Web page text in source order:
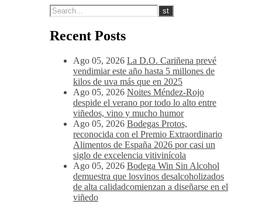
Recent Posts
Ago 05, 2026 La D.O. Cariñena prevé
vendimiar este año hasta 5 millones de
kilos de uva más que en 2025
Ago 05, 2026 Noites Méndez-Rojo
despide el verano por todo lo alto entre
viñedos, vino y mucho humor
Ago 05, 2026 Bodegas Protos,
reconocida con el Premio Extraordinario
Alimentos de España 2026 por casi un
siglo de excelencia vitivinícola
Ago 05, 2026 Bodega Win Sin Alcohol
demuestra que losvinos desalcoholizados
de alta calidadcomienzan a diseñarse en el
viñedo